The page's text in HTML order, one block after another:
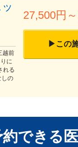
越前
に
れる
しの
27,500円～
▶この
約できる